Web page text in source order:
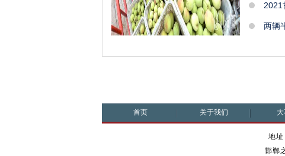
2021
两辆
首页 关于我们
地
邯郸